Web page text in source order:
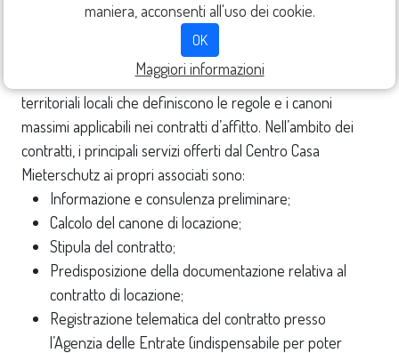
maniera, acconsenti all'uso dei cookie.
OK
Maggiori informazioni
Stipula del contratto
Il Centro Casa Mieterschutz contratta, insieme
all’associazione della proprietà edilizia, gli Accordi
territoriali locali che definiscono le regole e i canoni
massimi applicabili nei contratti d’affitto. Nell’ambito dei
contratti, i principali servizi offerti dal Centro Casa
Mieterschutz ai propri associati sono:
Informazione e consulenza preliminare;
Calcolo del canone di locazione;
Stipula del contratto;
Predisposizione della documentazione relativa al
contratto di locazione;
Registrazione telematica del contratto presso
l’Agenzia delle Entrate (indispensabile per poter